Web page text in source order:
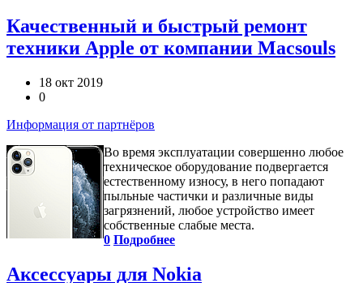
Качественный и быстрый ремонт
техники Apple от компании Macsouls
18 окт 2019
0
Информация от партнёров
Во время эксплуатации совершенно любое
техническое оборудование подвергается
естественному износу, в него попадают
пыльные частички и различные виды
загрязнений, любое устройство имеет
собственные слабые места.
0 Подробнее
Аксессуары для Nokia